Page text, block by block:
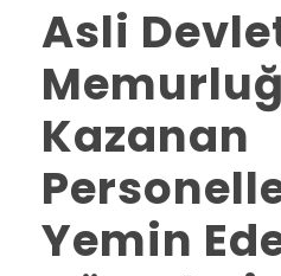
Asli
Kazanan
Yemin